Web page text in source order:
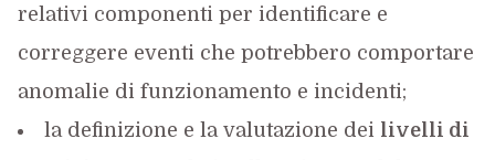
relativi componenti per identificare e
correggere eventi che potrebbero comportare
anomalie di funzionamento e incidenti;
la definizione e la valutazione dei livelli di